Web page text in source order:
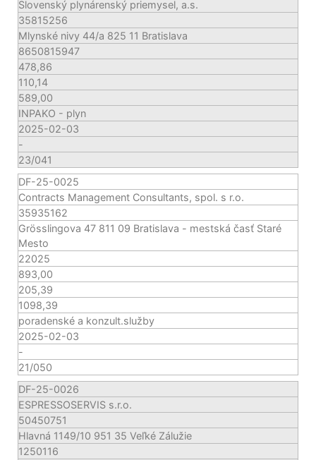
Slovenský plynárenský priemysel, a.s.
35815256
Mlynské nivy 44/a 825 11 Bratislava
8650815947
478,86
110,14
589,00
INPAKO - plyn
2025-02-03
-
23/041
DF-25-0025
Contracts Management Consultants, spol. s r.o.
35935162
Grösslingova 47 811 09 Bratislava - mestská časť Staré
Mesto
22025
893,00
205,39
1098,39
poradenské a konzult.služby
2025-02-03
-
21/050
DF-25-0026
ESPRESSOSERVIS s.r.o.
50450751
Hlavná 1149/10 951 35 Veľké Zálužie
1250116